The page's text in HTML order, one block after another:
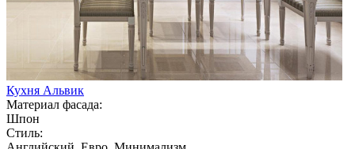
Кухня Альвик
Материал фасада:
Шпон
Стиль: